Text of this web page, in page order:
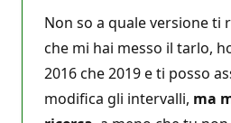
Non so a quale versione ti
che mi hai messo il tarlo,
2016 che 2019 e ti posso
modifica gli intervalli, ma